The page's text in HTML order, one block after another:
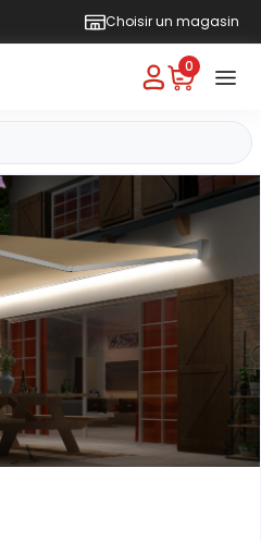
Choisir un magasin
0
+